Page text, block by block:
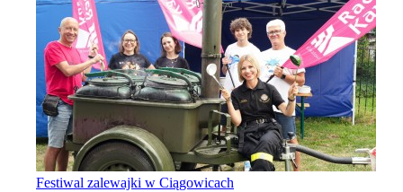
Festiwal zalewajki w Ciągowicach